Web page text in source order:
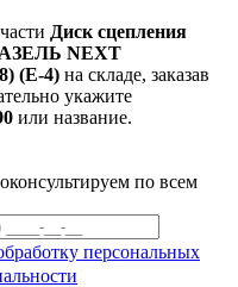
Диск сцепления
NEXT
(Е-4) на складе, заказав
укажите
или название.
по всем
персональных